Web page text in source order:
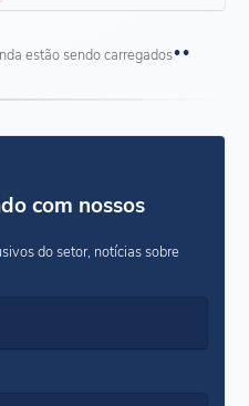
estão sendo carregados
com nossos
do setor, notícias sobre